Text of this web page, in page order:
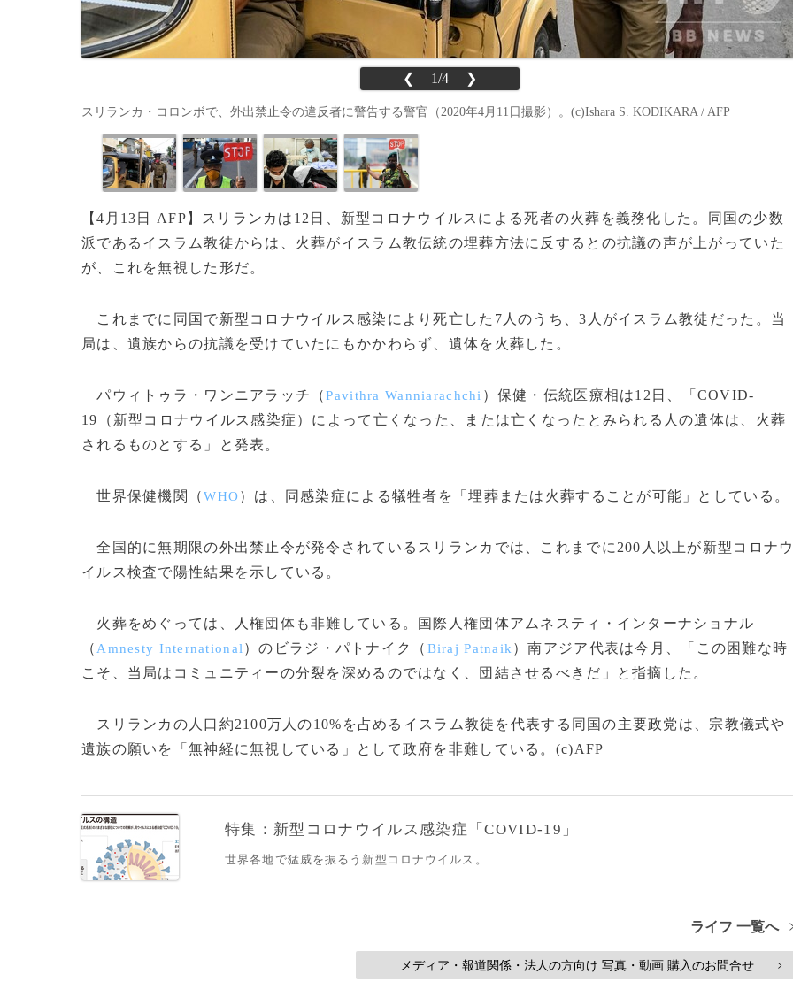
❮ 1/4 ❯
スリランカ・コロンボで、外出禁止令の違反者に警告する警官（2020年4月11日撮影）。(c)Ishara S. KODIKARA / AFP
【4月13日 AFP】スリランカは12日、新型コロナウイルスによる死者の火葬を義務化した。同国の少数
派であるイスラム教徒からは、火葬がイスラム教伝統の埋葬方法に反するとの抗議の声が上がっていた
が、これを無視した形だ。
これまでに同国で新型コロナウイルス感染により死亡した7人のうち、3人がイスラム教徒だった。当
局は、遺族からの抗議を受けていたにもかかわらず、遺体を火葬した。
パウィトゥラ・ワンニアラッチ（Pavithra Wanniarachchi ）保健・伝統医療相は12日、「COVID-
19（新型コロナウイルス感染症）によって亡くなった、または亡くなったとみられる人の遺体は、火葬
されるものとする」と発表。
世界保健機関（WHO）は、同感染症による犠牲者を「埋葬または火葬することが可能」としている。
全国的に無期限の外出禁止令が発令されているスリランカでは、これまでに200人以上が新型コロナ
イルス検査で陽性結果を示している。
火葬をめぐっては、人権団体も非難している。国際人権団体アムネスティ・インターナショナル
（ Amnesty International ）のビラジ・パトナイク（ Biraj Patnaik ）南アジア代表は今月、「この困難な時
こそ、当局はコミュニティーの分裂を深めるのではなく、団結させるべきだ」と指摘した。
スリランカの人口約2100万人の10%を占めるイスラム教徒を代表する同国の主要政党は、宗教儀式や
遺族の願いを「無神経に無視している」として政府を非難している。(c)AFP
特集：新型コロナウイルス感染症「COVID-19」
世界各地で猛威を振るう新型コロナウイルス。
ライフ 一覧へ
メディア・報道関係・法人の方向け 写真・動画 購入のお問合せ >